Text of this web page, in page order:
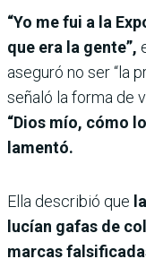
“Yo me fui a la
que era la gente”,
aseguró no ser “la
señaló la forma de
“Dios mío, cómo
lamentó.
Ella describió que
lucían gafas de
marcas